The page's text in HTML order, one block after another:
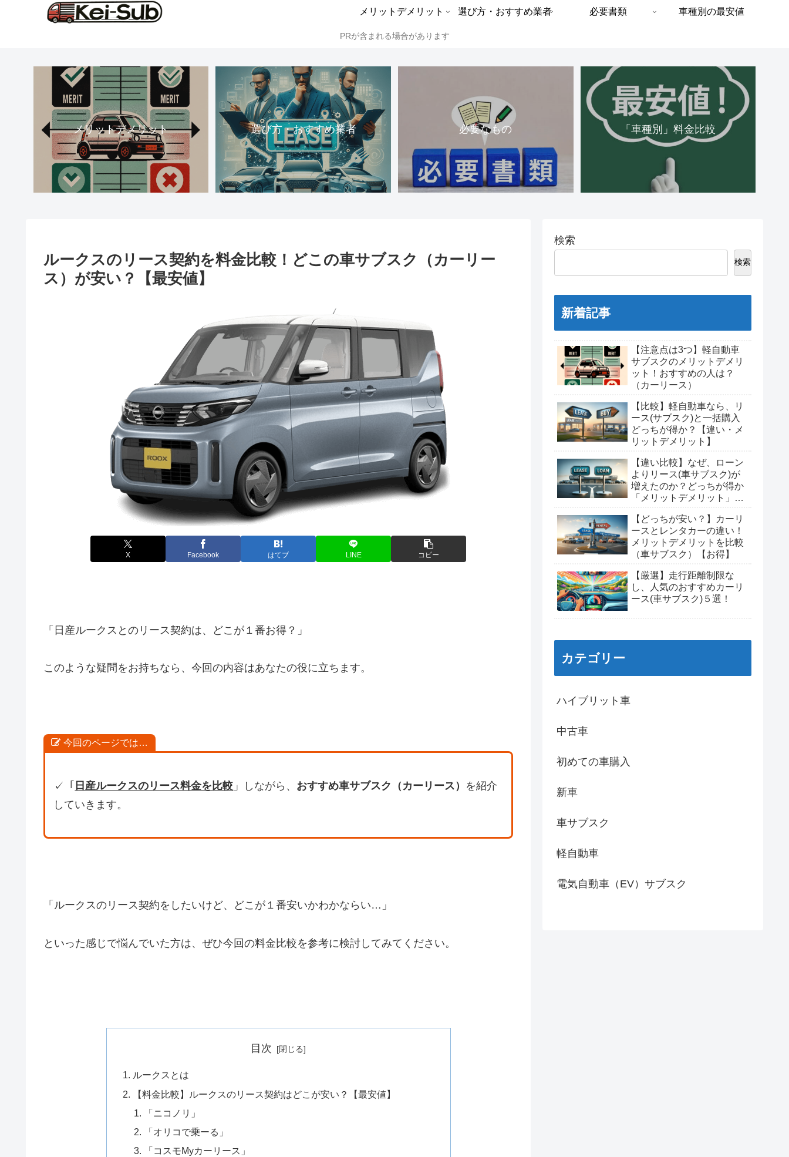
メリットデメリット 選び方・おすすめ業者 必要書類 車種別の最安値
PRが含まれる場合があります
メリットデメリット 選び方・おすすめ業者 必要なもの 「車種別」料金比較
ルークスのリース契約を料金比較！どこの車サブスク（カーリー
ス）が安い？【最安値】
X Facebook はてブ LINE コピー
「日産ルークスとのリース契約は、どこが１番お得？」
このような疑問をお持ちなら、今回の内容はあなたの役に立ちます。
今回のページでは…
✓「 日産ルークスのリース料金を比較 」しながら、 おすすめ車サブスク（カーリース） を紹介
していきます。
「ルークスのリース契約をしたいけど、どこが１番安いかわかならい…」
といった感じで悩んでいた方は、ぜひ今回の料金比較を参考に検討してみてください。
目次
ルークスとは
【料金比較】ルークスのリース契約はどこが安い？【最安値】
「ニコノリ」
「オリコで乗ーる」
「コスモMyカーリース」
検索
検索
新着記事
【注意点は3つ】軽自動車
サブスクのメリットデメリ
ット！おすすめの人は？
（カーリース）
【比較】軽自動車なら、リ
ース(サブスク)と一括購入
どっちが得か？【違い・メ
リットデメリット】
【違い比較】なぜ、ローン
よりリース(車サブスク)が
増えたのか？どっちが得か
「メリットデメリット」調
【どっちが安い？】カーリ
ースとレンタカーの違い！
メリットデメリットを比較
（車サブスク）【お得】
【厳選】走行距離制限な
し、人気のおすすめカーリ
ース(車サブスク)５選！
カテゴリー
ハイブリット車
中古車
初めての車購入
新車
車サブスク
軽自動車
電気自動車（EV）サブスク